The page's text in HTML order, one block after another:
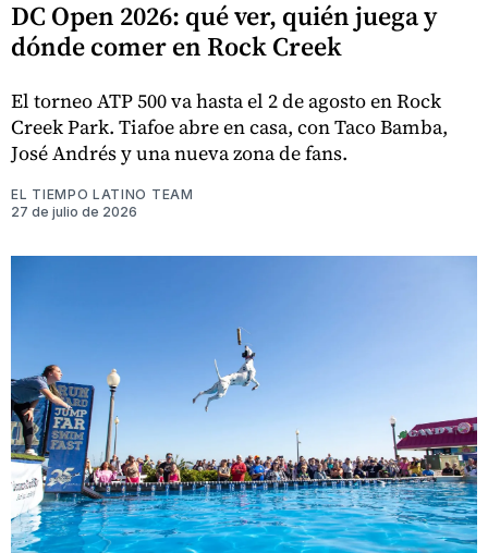
DC Open 2026: qué ver, quién juega y
dónde comer en Rock Creek
El torneo ATP 500 va hasta el 2 de agosto en Rock
Creek Park. Tiafoe abre en casa, con Taco Bamba,
José Andrés y una nueva zona de fans.
EL TIEMPO LATINO TEAM
27 de julio de 2026